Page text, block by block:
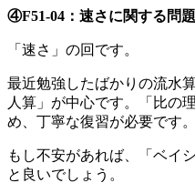
④F51-04： 速さに関する問題
「速さ」の回です。
最近勉強したばかりの流水
人算」が中心です。「比の
め、丁寧な復習が必要です。
もし不安があれば、「ベイ
と良いでしょう。